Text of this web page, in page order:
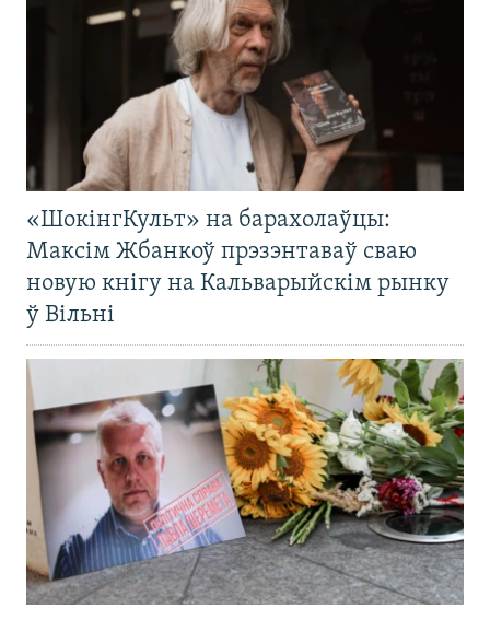
«ШокінгКульт» на барахолаўцы:
Максім Жбанкоў прэзэнтаваў сваю
новую кнігу на Кальварыйскім рынку
ў Вільні